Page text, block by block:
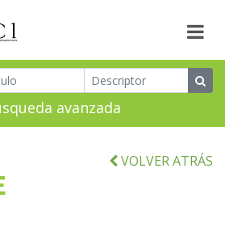
avanzada
VOLVER ATRÁS